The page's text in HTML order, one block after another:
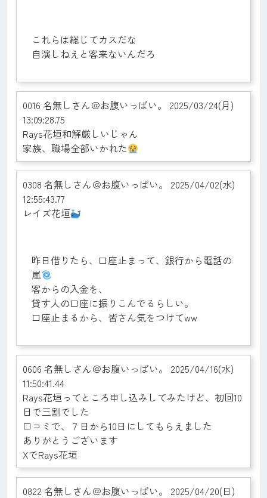
これらは総じてカスだな
自演しねえと客来ないんだろ
0016 名無しさん＠お腹いっぱい。 2025/03/24(月)
13:09:28.75
Rays花垣和解厳しいじゃん
家族、職場全部いかれた
0308 名無しさん＠お腹いっぱい。 2025/04/02(水)
12:55:43.77
レイズ花垣
昨日借りたら、口座止まって、銀行から電話の
嵐
客からの入金を、
貸す人の口座に振りこんでるらしい。
口座止まるから、皆さん気をつけてww
0606 名無しさん＠お腹いっぱい。 2025/04/16(水)
11:50:41.44
Rays花垣ってところ申し込みしてみたけど、初回10
日で三割でした
口コミで、７日から10日にしてもらえました
ありがとうございます
XでRays花垣
0822 名無しさん＠お腹いっぱい。 2025/04/20(日)